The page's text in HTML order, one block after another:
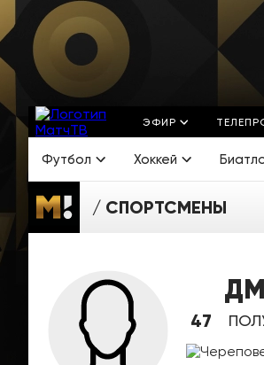
ЭФИР
Футбол Хоккей
СПОРТСМЕНЫ
47